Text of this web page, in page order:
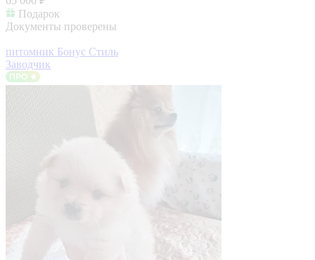
Подарок
Документы проверены
питомник Бонус Стиль
Заводчик